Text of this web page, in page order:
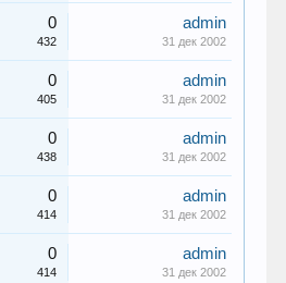
0
432
admin
31 дек 2002
0
405
admin
31 дек 2002
0
438
admin
31 дек 2002
0
414
admin
31 дек 2002
0
414
admin
31 дек 2002